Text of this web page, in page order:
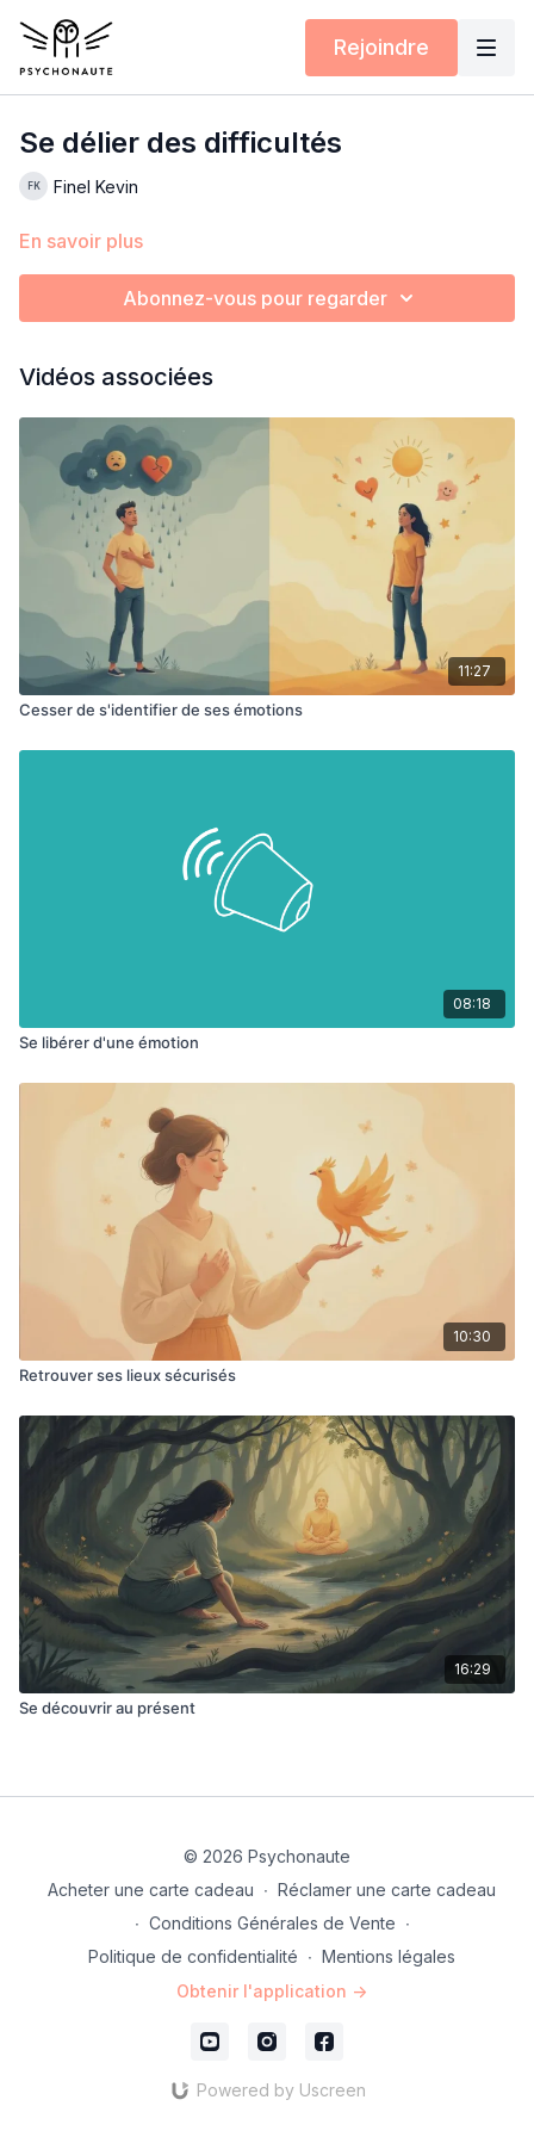
Rejoindre
Se délier des difficultés
Finel Kevin
En savoir plus
Abonnez-vous pour regarder
Vidéos associées
11:27
Cesser de s'identifier de ses émotions
08:18
Se libérer d'une émotion
10:30
Retrouver ses lieux sécurisés
16:29
Se découvrir au présent
© 2026 Psychonaute
Acheter une carte cadeau ∙ Réclamer une carte cadeau
∙ Conditions Générales de Vente ∙
Politique de confidentialité ∙ Mentions légales
Obtenir l'application ->
Powered by Uscreen